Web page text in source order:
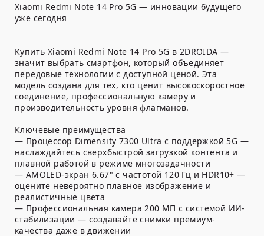
Xiaomi Redmi Note 14 Pro 5G — инновации будущего
уже сегодня
Купить Xiaomi Redmi Note 14 Pro 5G в 2DROIDA —
значит выбрать смартфон, который объединяет
передовые технологии с доступной ценой. Эта
модель создана для тех, кто ценит высокоскоростное
соединение, профессиональную камеру и
производительность уровня флагманов.
Ключевые преимущества
— Процессор Dimensity 7300 Ultra с поддержкой 5G —
наслаждайтесь сверхбыстрой загрузкой контента и
плавной работой в режиме многозадачности
— AMOLED-экран 6.67" с частотой 120 Гц и HDR10+ —
оцените невероятно плавное изображение и
реалистичные цвета
— Профессиональная камера 200 МП с системой ИИ-
стабилизации — создавайте снимки премиум-
качества даже в движении